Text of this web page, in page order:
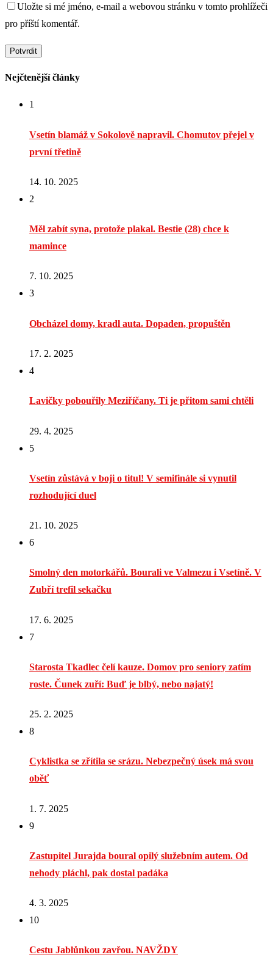
Uložte si mé jméno, e-mail a webovou stránku v tomto prohlížeči
pro příští komentář.
Nejčtenější články
1
Vsetín blamáž v Sokolově napravil. Chomutov přejel v
první třetině
14. 10. 2025
2
Měl zabít syna, protože plakal. Bestie (28) chce k
mamince
7. 10. 2025
3
Obcházel domy, kradl auta. Dopaden, propuštěn
17. 2. 2025
4
Lavičky pobouřily Meziříčany. Ti je přitom sami chtěli
29. 4. 2025
5
Vsetín zůstává v boji o titul! V semifinále si vynutil
rozhodující duel
21. 10. 2025
6
Smolný den motorkářů. Bourali ve Valmezu i Vsetíně. V
Zubří trefil sekačku
17. 6. 2025
7
Starosta Tkadlec čelí kauze. Domov pro seniory zatím
roste. Čunek zuří: Buď je blbý, nebo najatý!
25. 2. 2025
8
Cyklistka se zřítila se srázu. Nebezpečný úsek má svou
oběť
1. 7. 2025
9
Zastupitel Jurajda boural opilý služebním autem. Od
nehody pláchl, pak dostal padáka
4. 3. 2025
10
Cestu Jablůnkou zavřou. NAVŽDY